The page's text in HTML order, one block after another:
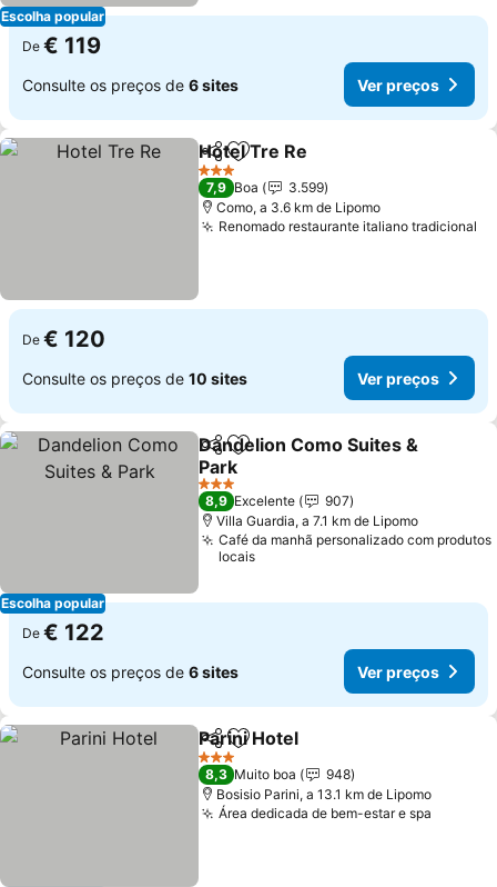
Escolha popular
De € 119
Consulte os preços de 6 sites Ver preços
PartilharAdicionar aos favoritos
Hotel Tre Re
3 Estrelas
7,9 Boa
3.599
Como, a 3.6 km de Lipomo
Renomado restaurante italiano tradicional
De € 120
Consulte os preços de 10 sites Ver preços
Escolha popular
PartilharAdicionar aos favoritos
Dandelion Como Suites &
Park
Ver preços
3 Estrelas
8,9 Excelente
907
Villa Guardia, a 7.1 km de Lipomo
Café da manhã personalizado com produtos
locais
De € 122
Consulte os preços de 6 sites Ver preços
PartilharAdicionar aos favoritos
Parini Hotel
3 Estrelas
8,3 Muito boa
948
Bosisio Parini, a 13.1 km de Lipomo
Área dedicada de bem-estar e spa